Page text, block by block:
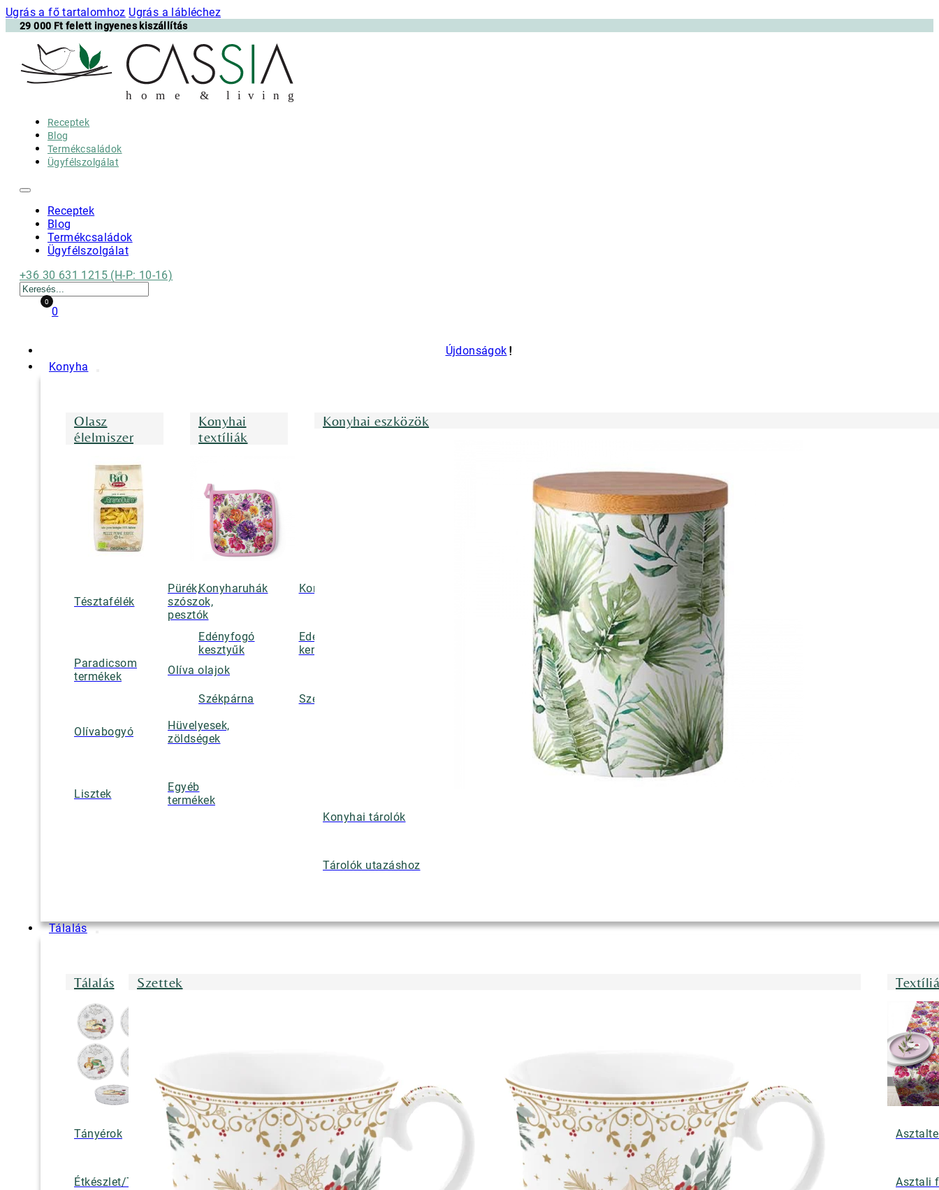
Ugrás a fő tartalomhoz Ugrás a lábléchez
29 000 Ft felett ingyenes kiszállítás
h o m e & l i v i n g
Receptek
Blog
Termékcsaládok
Ügyfélszolgálat
Receptek
Blog
Termékcsaládok
Ügyfélszolgálat
+36 30 631 1215 (H-P: 10-16)
Keresés
0
0
Újdonságok
Konyha
Olasz
élelmiszer
Tésztafélék
Pürék,
szószok,
pesztók
Paradicsom
termékek
Olíva olajok
Olívabogyó
Hüvelyesek,
zöldségek
Lisztek
Egyéb
termékek
Konyhai
textíliák
Konyharuhák Konyhai kötények
Edényfogó
kesztyűk
Edényalátétek,
kenyérkosarak
Székpárna Szettek
Konyhai eszközök
Konyhai tárolók
Tárolók utazáshoz
Tálalás
Tálalás
Tányérok Tálak/Tálcák/Tálalóedények
Étkészlet/Tányérkészlet Bögrék
Szettek
Asztali